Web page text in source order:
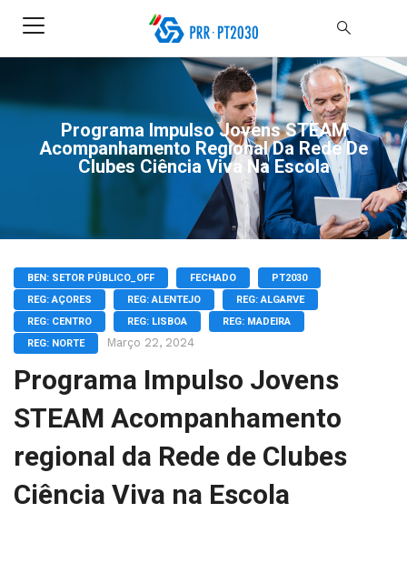
Programa Impulso Jovens STEAM
Acompanhamento Regional Da Rede De
Clubes Ciência Viva Na Escola
BEN: SETOR PÚBLICO_OFF FECHADO
PT2030
REG: AÇORES
REG: ALENTEJO
REG: ALGARVE
REG: CENTRO
REG: LISBOA
REG: MADEIRA
REG: NORTE
Março 22, 2024
Programa Impulso Jovens
STEAM Acompanhamento
regional da Rede de Clubes
Ciência Viva na Escola